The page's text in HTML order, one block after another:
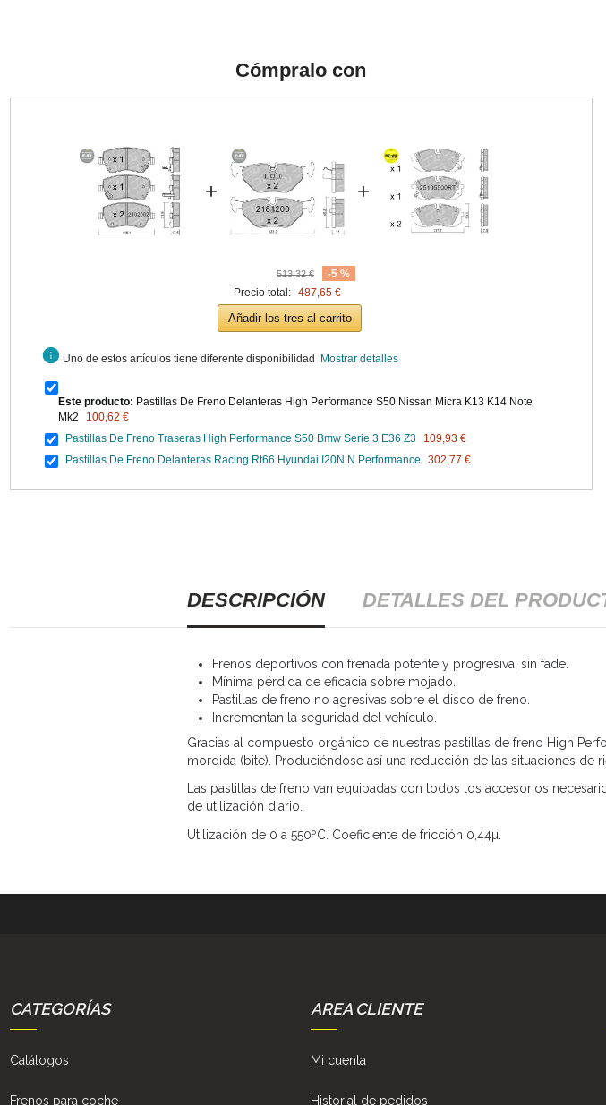
Cómpralo con
+ +
513,32 €
-5 %
Precio total: 487,65 €
Añadir los tres al carrito
info Uno de estos artículos tiene diferente disponibilidad Mostrar detalles
Este producto: Pastillas De Freno Delanteras High Performance S50 Nissan Micra K13 K14 Note
Mk2
100,62 €
Pastillas De Freno Traseras High Performance S50 Bmw Serie 3 E36 Z3
109,93 €
Pastillas De Freno Delanteras Racing Rt66 Hyundai I20N N Performance
302,77 €
DESCRIPCIÓN DETALLES DEL
Frenos deportivos con frenada potente y progresiva, sin fade.
Mínima pérdida de eficacia sobre mojado.
Pastillas de freno no agresivas sobre el disco de freno.
Incrementan la seguridad del vehículo.
Gracias al compuesto orgánico de nuestras pastillas de freno High
mordida (bite). Produciéndose así una reducción de las situaciones
Las pastillas de freno van equipadas con todos los accesorios
de utilización diario.
Utilización de 0 a 550ºC. Coeficiente de fricción 0,44µ.
CATEGORÍAS
Catálogos
Frenos para coche
AREA CLIENTE
Mi cuenta
Historial de pedidos